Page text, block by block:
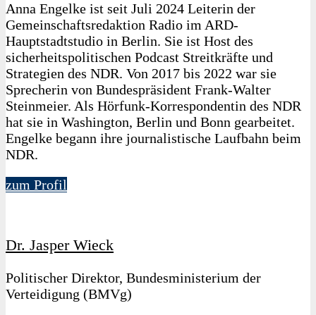
Anna Engelke ist seit Juli 2024 Leiterin der
Gemeinschaftsredaktion Radio im ARD-
Hauptstadtstudio in Berlin. Sie ist Host des
sicherheitspolitischen Podcast Streitkräfte und
Strategien des NDR. Von 2017 bis 2022 war sie
Sprecherin von Bundespräsident Frank-Walter
Steinmeier. Als Hörfunk-Korrespondentin des NDR
hat sie in Washington, Berlin und Bonn gearbeitet.
Engelke begann ihre journalistische Laufbahn beim
NDR.
zum Profil
Dr. Jasper Wieck
Politischer Direktor, Bundesministerium der
Verteidigung (BMVg)